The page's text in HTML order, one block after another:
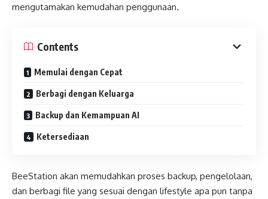
mengutamakan kemudahan penggunaan.
Contents
Memulai dengan Cepat
Berbagi dengan Keluarga
Backup dan Kemampuan AI
Ketersediaan
BeeStation akan memudahkan proses backup, pengelolaan,
dan berbagi file yang sesuai dengan lifestyle apa pun tanpa